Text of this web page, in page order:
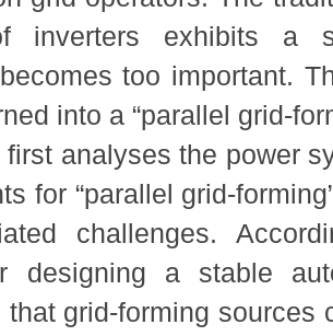
inverters exhibits a
too important.
into a “parallel grid-
analyses the power
for “parallel grid-
challenges.
designing a stable
that grid-forming sources